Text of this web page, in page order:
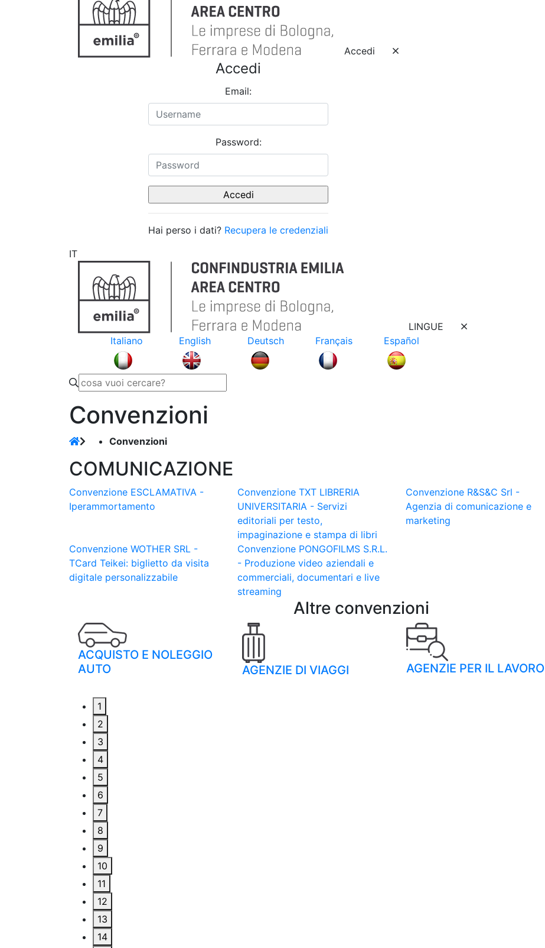
Accedi
Accedi
Email:
Password:
Hai perso i dati? Recupera le credenziali
IT
LINGUE
Italiano
English Deutsch Français Español
Convenzioni
Convenzioni
COMUNICAZIONE
Convenzione ESCLAMATIVA -
Iperammortamento
Convenzione TXT LIBRERIA
UNIVERSITARIA - Servizi
editoriali per testo,
impaginazione e stampa di libri
Convenzione R&S&C Srl -
Agenzia di comunicazione e
marketing
Convenzione WOTHER SRL -
TCard Teikei: biglietto da visita
digitale personalizzabile
Convenzione PONGOFILMS S.R.L.
- Produzione video aziendali e
commerciali, documentari e live
streaming
Altre convenzioni
ACQUISTO E NOLEGGIO
AUTO
AGENZIE DI VIAGGI AGENZIE PER IL LAVORO
1
2
3
4
5
6
7
8
9
10
11
12
13
14